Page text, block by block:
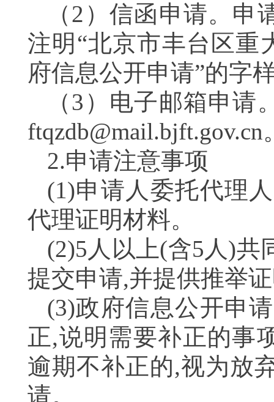
（2）信函申请。
注明“北京市丰台区重
府信息公开申请”的
（3）电子邮箱申
ftqzdb@mail.bjft.gov.cn
2.申请注意事项
(1)申请人委托代理
代理证明材料。
(2)5人以上(含5人)共
提交申请,并提供推
(3)政府信息公开申
正,说明需要补正的事
逾期不补正的,视为放
请。